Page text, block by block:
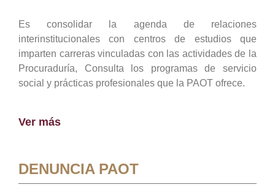
Es consolidar la agenda de relaciones
interinstitucionales con centros de estudios que
imparten carreras vinculadas con las actividades de la
Procuraduría, Consulta los programas de servicio
social y prácticas profesionales que la PAOT ofrece.
Ver más
DENUNCIA PAOT